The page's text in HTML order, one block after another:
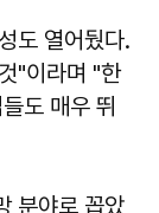
도 열어뒀다.
"이라며 "한
도 매우 뛰
분야로 꼽았